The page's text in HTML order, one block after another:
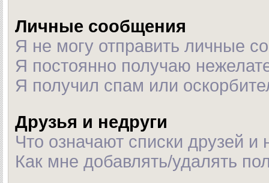
Личные сообщения
Я не могу отправить личные
Я постоянно получаю
Я получил спам или
Друзья и недруги
Что означают списки друзей и
Как мне добавлять/удалять